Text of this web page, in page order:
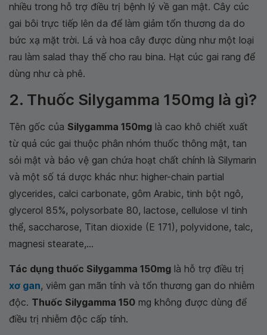
nhiều trong hỗ trợ điều trị bệnh lý về gan mật. Cây cúc
gai bôi trực tiếp lên da để làm giảm tổn thương da do
bức xạ mặt trời. Lá và hoa cây được dùng như một loại
rau làm salad thay thế cho rau bina. Hạt cúc gai rang để
dùng như cà phê.
2. Thuốc Silygamma 150mg là gì?
Tên gốc của Silygamma 150mg là cao khô chiết xuất
từ quả cúc gai thuộc phân nhóm thuốc thông mật, tan
sỏi mật và bảo vệ gan chứa hoạt chất chính là Silymarin
và một số tá dược khác như: higher-chain partial
glycerides, calci carbonate, gôm Arabic, tinh bột ngô,
glycerol 85%, polysorbate 80, lactose, cellulose vl tinh
thể, saccharose, Titan dioxide (E 171), polyvidone, talc,
magnesi stearate,...
Tác dụng thuốc Silygamma 150mg là hỗ trợ điều trị
xơ gan, viêm gan mãn tính và tổn thương gan do nhiễm
độc. Thuốc Silygamma 150 mg không được dùng để
điều trị nhiễm độc cấp tính.